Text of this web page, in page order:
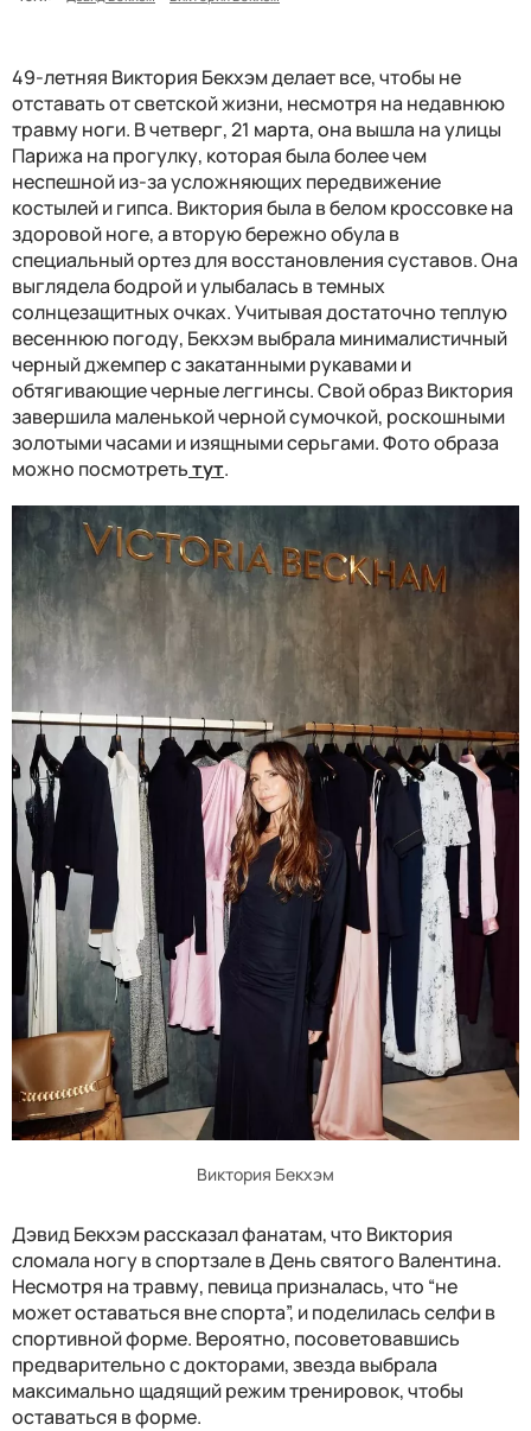
49-летняя Виктория Бекхэм делает все, чтобы не
отставать от светской жизни, несмотря на недавнюю
травму ноги. В четверг, 21 марта, она вышла на улицы
Парижа на прогулку, которая была более чем
неспешной из-за усложняющих передвижение
костылей и гипса. Виктория была в белом кроссовке на
здоровой ноге, а вторую бережно обула в
специальный ортез для восстановления суставов. Она
выглядела бодрой и улыбалась в темных
солнцезащитных очках. Учитывая достаточно теплую
весеннюю погоду, Бекхэм выбрала минималистичный
черный джемпер с закатанными рукавами и
обтягивающие черные леггинсы. Свой образ Виктория
завершила маленькой черной сумочкой, роскошными
золотыми часами и изящными серьгами. Фото образа
можно посмотретьтут.
Виктория Бекхэм
Дэвид Бекхэм рассказал фанатам, что Виктория
сломала ногу в спортзале в День святого Валентина.
Несмотря на травму, певица призналась, что “не
может оставаться вне спорта”, и поделилась селфи в
спортивной форме. Вероятно, посоветовавшись
предварительно с докторами, звезда выбрала
максимально щадящий режим тренировок, чтобы
оставаться в форме.